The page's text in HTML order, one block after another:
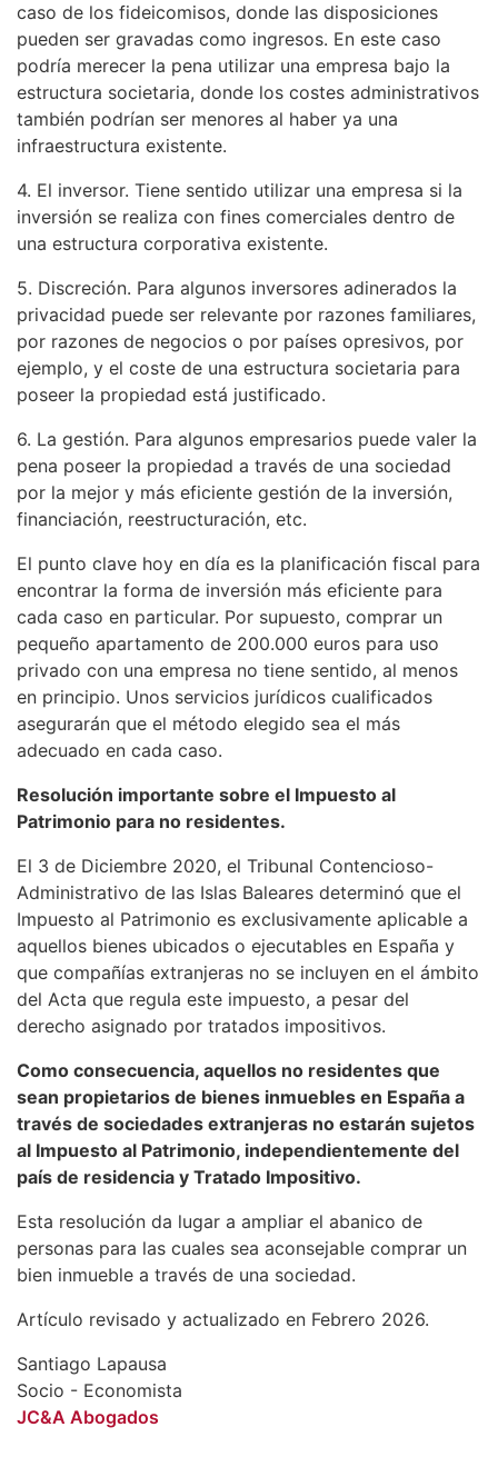
caso de los fideicomisos, donde las disposiciones
pueden ser gravadas como ingresos. En este caso
podría merecer la pena utilizar una empresa bajo la
estructura societaria, donde los costes administrativos
también podrían ser menores al haber ya una
infraestructura existente.
4. El inversor. Tiene sentido utilizar una empresa si la
inversión se realiza con fines comerciales dentro de
una estructura corporativa existente.
5. Discreción. Para algunos inversores adinerados la
privacidad puede ser relevante por razones familiares,
por razones de negocios o por países opresivos, por
ejemplo, y el coste de una estructura societaria para
poseer la propiedad está justificado.
6. La gestión. Para algunos empresarios puede valer la
pena poseer la propiedad a través de una sociedad
por la mejor y más eficiente gestión de la inversión,
financiación, reestructuración, etc.
El punto clave hoy en día es la planificación fiscal para
encontrar la forma de inversión más eficiente para
cada caso en particular. Por supuesto, comprar un
pequeño apartamento de 200.000 euros para uso
privado con una empresa no tiene sentido, al menos
en principio. Unos servicios jurídicos cualificados
asegurarán que el método elegido sea el más
adecuado en cada caso.
Resolución importante sobre el Impuesto al
Patrimonio para no residentes.
El 3 de Diciembre 2020, el Tribunal Contencioso-
Administrativo de las Islas Baleares determinó que el
Impuesto al Patrimonio es exclusivamente aplicable a
aquellos bienes ubicados o ejecutables en España y
que compañías extranjeras no se incluyen en el ámbito
del Acta que regula este impuesto, a pesar del
derecho asignado por tratados impositivos.
Como consecuencia, aquellos no residentes que
sean propietarios de bienes inmuebles en España a
través de sociedades extranjeras no estarán sujetos
al Impuesto al Patrimonio, independientemente del
país de residencia y Tratado Impositivo.
Esta resolución da lugar a ampliar el abanico de
personas para las cuales sea aconsejable comprar un
bien inmueble a través de una sociedad.
Artículo revisado y actualizado en Febrero 2026.
Santiago Lapausa
Socio - Economista
JC&A Abogados